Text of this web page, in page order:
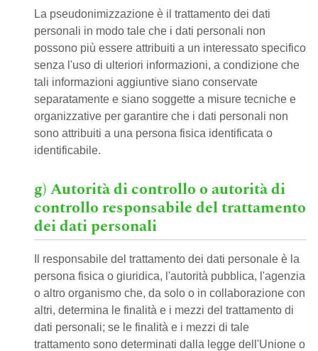
La pseudonimizzazione è il trattamento dei dati
personali in modo tale che i dati personali non
possono più essere attribuiti a un interessato specifico
senza l'uso di ulteriori informazioni, a condizione che
tali informazioni aggiuntive siano conservate
separatamente e siano soggette a misure tecniche e
organizzative per garantire che i dati personali non
sono attribuiti a una persona fisica identificata o
identificabile.
g) Autorità di controllo o autorità di
controllo responsabile del trattamento
dei dati personali
Il responsabile del trattamento dei dati personale è la
persona fisica o giuridica, l'autorità pubblica, l'agenzia
o altro organismo che, da solo o in collaborazione con
altri, determina le finalità e i mezzi del trattamento di
dati personali; se le finalità e i mezzi di tale
trattamento sono determinati dalla legge dell'Unione o